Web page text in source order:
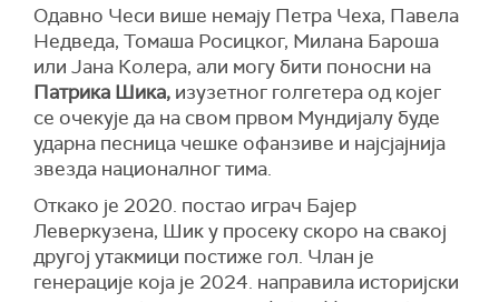
Одавно Чеси више немају Петра Чеха, Павела
Недведа, Томаша Росицког, Милана Бароша
или Јана Колера, али могу бити поносни на
Патрика Шика, изузетног голгетера од којег
се очекује да на свом првом Мундијалу буде
ударна песница чешке офанзиве и најсјајнија
звезда националног тима.
Откако је 2020. постао играч Бајер
Леверкузена, Шик у просеку скоро на свакој
другој утакмици постиже гол. Члан је
генерације која је 2024. направила историјски